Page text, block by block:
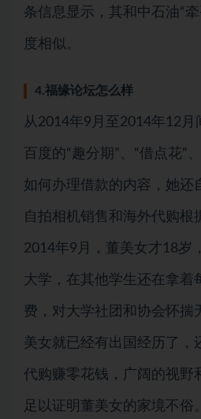
条信息显示，其和中石油“
度相似。
4.福缘论坛怎么样
从2014年9月至2014年12月
百度的“趣分期”、“借点花”
如何办理借款的内容，她还
自拍相机销售和海外代购根
2014年9月，董美女才18岁
大学，在其他学生还在拿着
费，对大学社团和协会怀揣
美女就已经有出国经历了，
代购赚零花钱，广阔的视野
足以证明董美女的家境不俗。